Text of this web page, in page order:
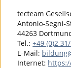
tecteam
Antonio-Segni-
44263
Tel.: +49 (0)2
E-Mail:
Internet: